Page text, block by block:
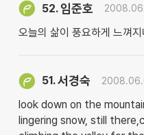
52. 임준호
오늘의 삶이 풍요하게 느껴지
51.서경숙
look down on the
lingering snow, still